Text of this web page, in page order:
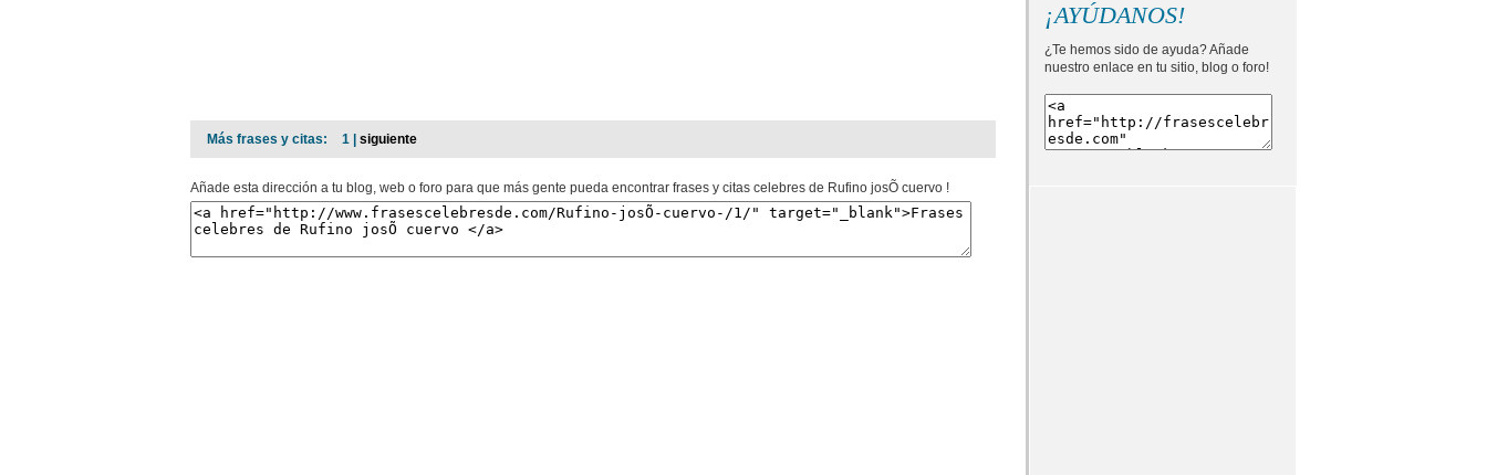
Más frases y citas: 1 | siguiente
Añade esta dirección a tu blog, web o foro para que más gente pueda encontrar frases y citas celebres de Rufino josÕ cuervo !
¡AYÚDANOS!
¿Te hemos sido de ayuda? Añade
nuestro enlace en tu sitio, blog o foro!